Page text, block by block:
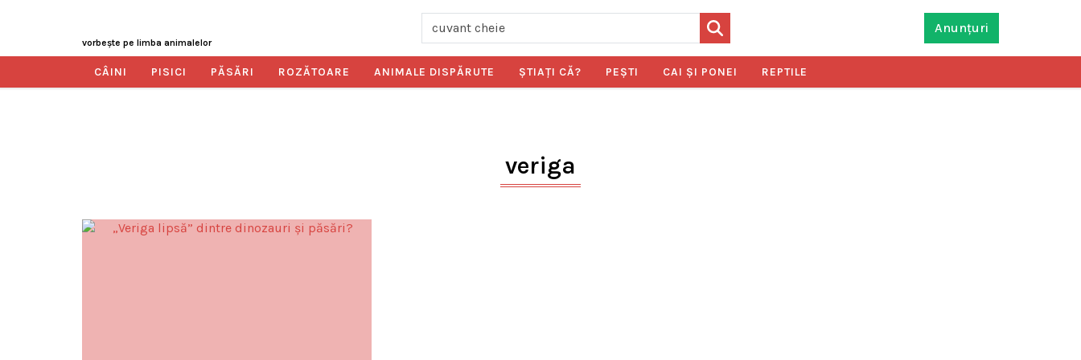
vorbeşte pe limba animalelor
Anunțuri
CÂINI PISICI PĂSĂRI ROZĂTOARE ANIMALE DISPĂRUTE ŞTIAŢI CĂ? PEŞTI CAI ŞI PONEI REPTILE
veriga